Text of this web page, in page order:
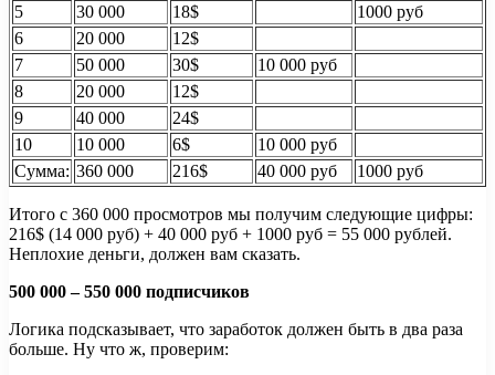
5
30 000 18$
1000 руб
6
20 000
12$
7
50 000 30$
10 000 руб
8
20 000
12$
9
40 000
24$
10
10 000 6$
10 000 руб
Сумма: 360 000 216$ 40 000 руб 1000 руб
Итого с 360 000 просмотров мы получим следующие цифры:
216$ (14 000 руб) + 40 000 руб + 1000 руб = 55 000 рублей.
Неплохие деньги, должен вам сказать.
500 000 – 550 000 подписчиков
Логика подсказывает, что заработок должен быть в два раза
больше. Ну что ж, проверим: